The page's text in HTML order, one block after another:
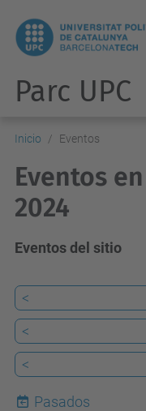
Parc UPC
Inicio Eventos
Eventos
2024
Eventos del sitio
<
<
<
Pasados